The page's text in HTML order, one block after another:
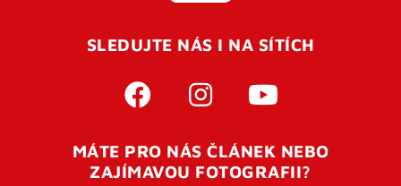
SLEDUJTE NÁS I NA SÍTÍCH
MÁTE PRO NÁS ČLÁNEK NEBO
ZAJÍMAVOU FOTOGRAFII?